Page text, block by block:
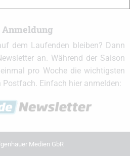
dem Laufenden bleiben? Dann
an. Während der Saison
pro Woche die wichtigsten
Postfach. Einfach hier anmelden:
Medien GbR